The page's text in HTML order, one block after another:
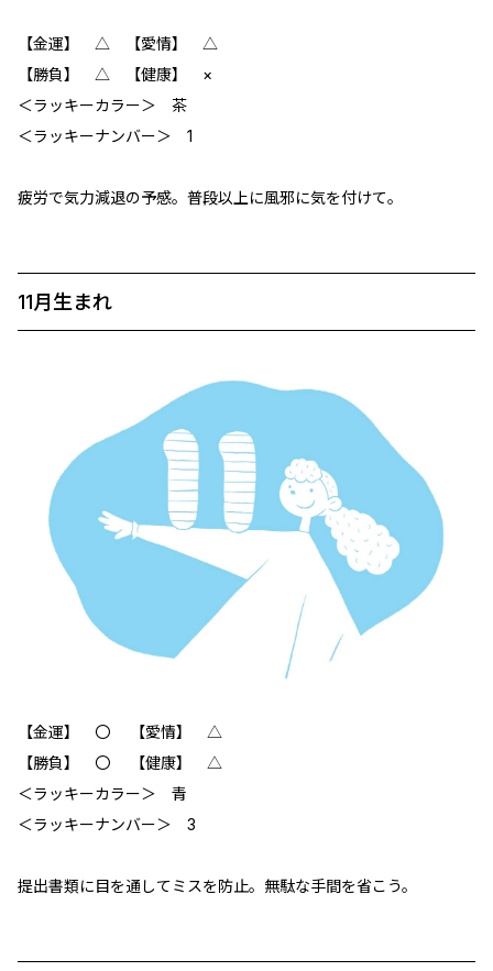
【金運】 △ 【愛情】 △
【勝負】 △ 【健康】 ×
＜ラッキーカラー＞ 茶
＜ラッキーナンバー＞ 1
疲労で気力減退の予感。普段以上に風邪に気を付けて。
11月生まれ
【金運】 〇 【愛情】 △
【勝負】 〇 【健康】 △
＜ラッキーカラー＞ 青
＜ラッキーナンバー＞ 3
提出書類に目を通してミスを防止。無駄な手間を省こう。